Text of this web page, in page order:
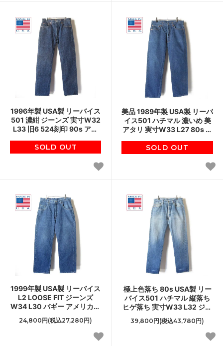
1996年製 USA製 リーバイス
501 濃紺 ジーンズ 実寸W32
L33 旧6 524刻印 90s アメ
SOLD OUT
美品 1989年製 USA製 リーバ
イス501 ハチマル 濃いめ 美
アタリ 実寸W33 L27 80s ス
ンテージ D150
SOLD OUT
1999年製 USA製 リーバイス
L2 LOOSE FIT ジーンズ
W34 L30 バギー アメリカ製
ビンテージ D150
24,800円(税込27,280円)
極上色落ち 80s USA製 リー
バイス501 ハチマル 縦落ち
ヒゲ落ち 実寸W33 L32 ジー
ンズ ジーパン アメリカ製 ビ
ンテージ D150
39,800円(税込43,780円)